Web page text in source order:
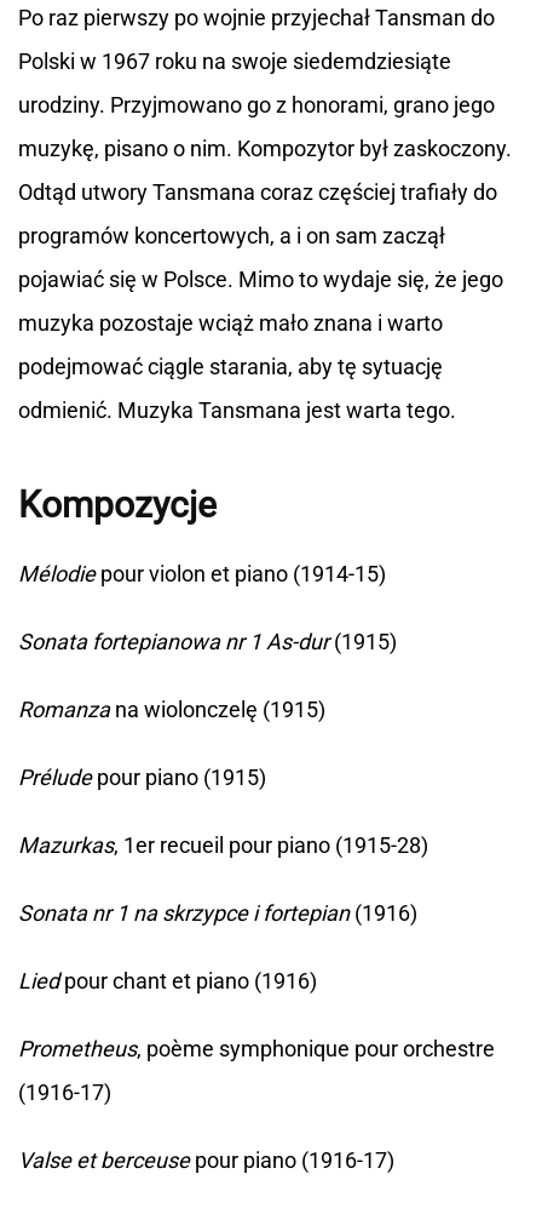
Po raz pierwszy po wojnie przyjechał Tansman do
Polski w 1967 roku na swoje siedemdziesiąte
urodziny. Przyjmowano go z honorami, grano jego
muzykę, pisano o nim. Kompozytor był zaskoczony.
Odtąd utwory Tansmana coraz częściej trafiały do
programów koncertowych, a i on sam zaczął
pojawiać się w Polsce. Mimo to wydaje się, że jego
muzyka pozostaje wciąż mało znana i warto
podejmować ciągle starania, aby tę sytuację
odmienić. Muzyka Tansmana jest warta tego.
Kompozycje
Mélodiepour violon et piano (1914-15)
Sonata fortepianowa nr 1 As-dur(1915)
Romanzana wiolonczelę (1915)
Préludepour piano (1915)
Mazurkas, 1er recueil pour piano (1915-28)
Sonata nr 1 na skrzypce i fortepian(1916)
Liedpour chant et piano (1916)
Prometheus, poème symphonique pour orchestre
(1916-17)
Valse et berceusepour piano (1916-17)